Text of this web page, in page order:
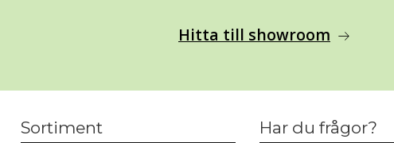
Hitta till showroom arrow_right_alt
Sortiment Har du frågor?